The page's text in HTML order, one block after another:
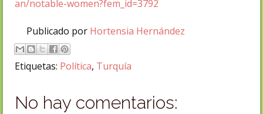
an/notable-women?fem_id=3792
Publicado por Hortensia Hernández
Etiquetas: Política, Turquía
No hay comentarios: